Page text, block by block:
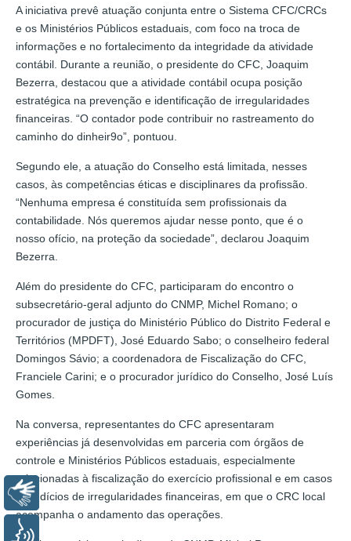
A iniciativa prevê atuação conjunta entre o Sistema CFC/CRCs
e os Ministérios Públicos estaduais, com foco na troca de
informações e no fortalecimento da integridade da atividade
contábil. Durante a reunião, o presidente do CFC, Joaquim
Bezerra, destacou que a atividade contábil ocupa posição
estratégica na prevenção e identificação de irregularidades
financeiras. “O contador pode contribuir no rastreamento do
caminho do dinheir9o”, pontuou.
Segundo ele, a atuação do Conselho está limitada, nesses
casos, às competências éticas e disciplinares da profissão.
“Nenhuma empresa é constituída sem profissionais da
contabilidade. Nós queremos ajudar nesse ponto, que é o
nosso ofício, na proteção da sociedade”, declarou Joaquim
Bezerra.
Além do presidente do CFC, participaram do encontro o
subsecretário-geral adjunto do CNMP, Michel Romano; o
procurador de justiça do Ministério Público do Distrito Federal e
Territórios (MPDFT), José Eduardo Sabo; o conselheiro federal
Domingos Sávio; a coordenadora de Fiscalização do CFC,
Franciele Carini; e o procurador jurídico do Conselho, José Luís
Gomes.
Na conversa, representantes do CFC apresentaram
experiências já desenvolvidas em parceria com órgãos de
controle e Ministérios Públicos estaduais, especialmente
relacionadas à fiscalização do exercício profissional e em casos
de indícios de irregularidades financeiras, em que o CRC local
acompanha o andamento das operações.
Libras